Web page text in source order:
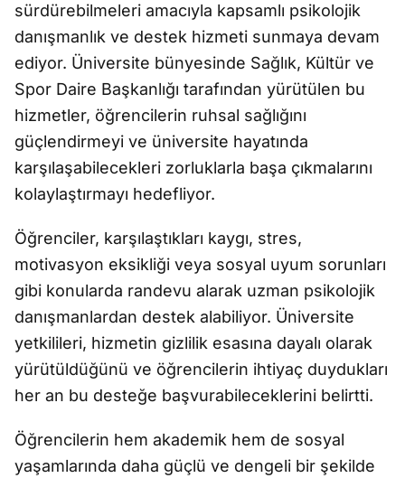
sürdürebilmeleri amacıyla kapsamlı psikolojik
danışmanlık ve destek hizmeti sunmaya devam
ediyor. Üniversite bünyesinde Sağlık, Kültür ve
Spor Daire Başkanlığı tarafından yürütülen bu
hizmetler, öğrencilerin ruhsal sağlığını
güçlendirmeyi ve üniversite hayatında
karşılaşabilecekleri zorluklarla başa çıkmalarını
kolaylaştırmayı hedefliyor.
Öğrenciler, karşılaştıkları kaygı, stres,
motivasyon eksikliği veya sosyal uyum sorunları
gibi konularda randevu alarak uzman psikolojik
danışmanlardan destek alabiliyor. Üniversite
yetkilileri, hizmetin gizlilik esasına dayalı olarak
yürütüldüğünü ve öğrencilerin ihtiyaç duydukları
her an bu desteğe başvurabileceklerini belirtti.
Öğrencilerin hem akademik hem de sosyal
yaşamlarında daha güçlü ve dengeli bir şekilde